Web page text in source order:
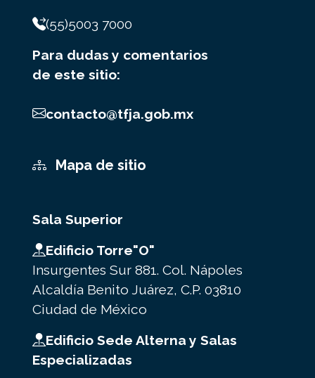
(55)5003 7000
Para dudas y comentarios
de este sitio:
contacto@tfja.gob.mx
Mapa de sitio
Sala Superior
Edificio Torre"O"
Insurgentes Sur 881. Col. Nápoles
Alcaldía Benito Juárez, C.P. 03810
Ciudad de México
Edificio Sede Alterna y Salas
Especializadas